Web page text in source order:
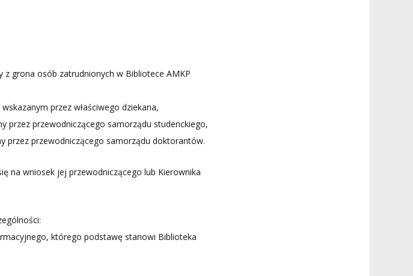
z grona osób zatrudnionych w Bibliotece AMKP
przez właściwego dziekana,
przez przewodniczącego samorządu studenckiego,
przez przewodniczącego samorządu doktorantów.
na wniosek jej przewodniczącego lub Kierownika
którego podstawę stanowi Biblioteka